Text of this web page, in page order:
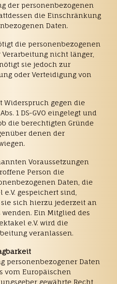
der personenbezogenen
die Einschränkung
Daten.
die personenbezogenen
nicht länger,
sie jedoch zur
oder Verteidigung von
Widerspruch gegen die
1 DS-GVO eingelegt und
die berechtigten Gründe
denen der
Voraussetzungen
Person die
Daten, die
gespeichert sind,
sich hierzu jederzeit an
wenden. Ein Mitglied des
e.V. wird die
veranlassen.
personenbezogener Daten
vom Europäischen
gewährte Recht,